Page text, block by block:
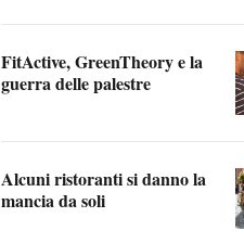
FitActive, GreenTheory e la
guerra delle palestre
Alcuni ristoranti si danno la
mancia da soli